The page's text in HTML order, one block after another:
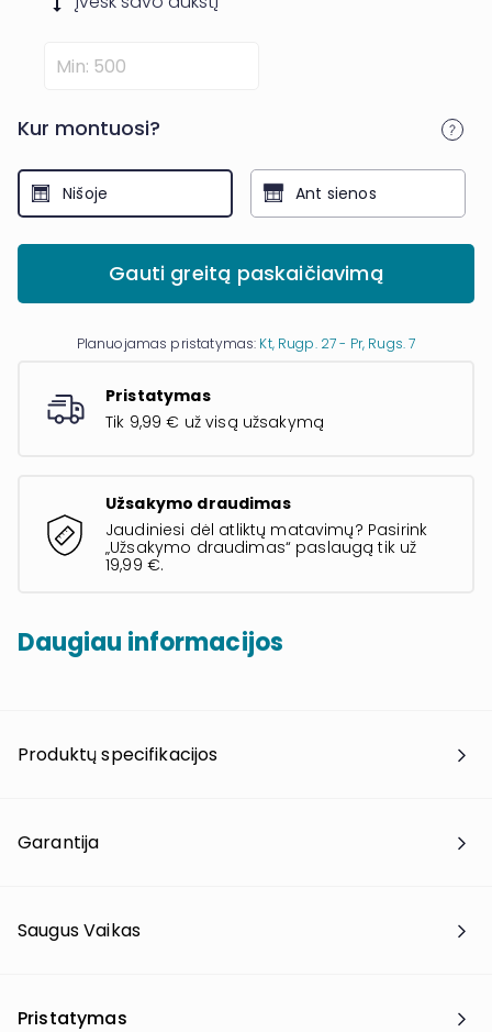
Kur montuosi?
Nišoje Ant sienos
Gauti greitą paskaičiavimą
Planuojamas pristatymas: Kt, Rugp. 27 - Pr, Rugs. 7
Pristatymas
Tik 9,99 € už visą užsakymą
Užsakymo draudimas
Jaudiniesi dėl atliktų matavimų? Pasirink
„Užsakymo draudimas“ paslaugą tik už
19,99 €.
Daugiau informacijos
Produktų specifikacijos
Garantija
Saugus Vaikas
Pristatymas